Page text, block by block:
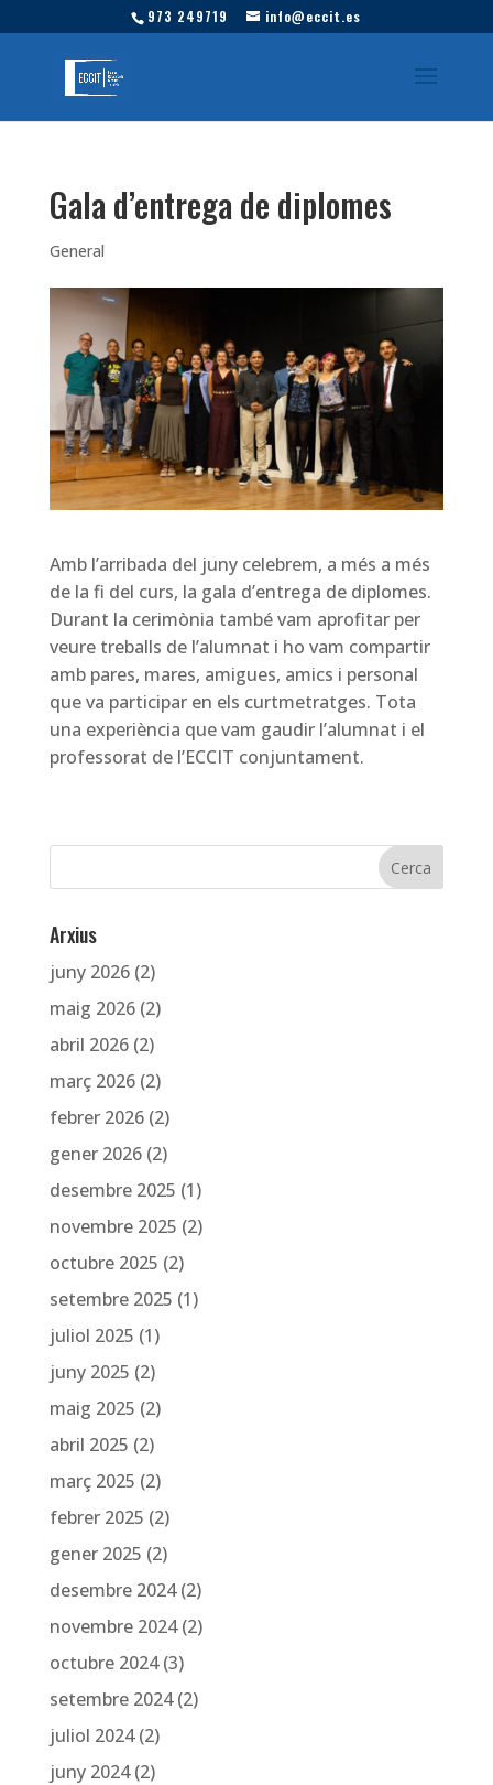
973 249719 info@eccit.es
Gala d’entrega de diplomes
General
Amb l’arribada del juny celebrem, a més a més
de la fi del curs, la gala d’entrega de diplomes.
Durant la cerimònia també vam aprofitar per
veure treballs de l’alumnat i ho vam compartir
amb pares, mares, amigues, amics i personal
que va participar en els curtmetratges. Tota
una experiència que vam gaudir l’alumnat i el
professorat de l’ECCIT conjuntament.
Arxius
juny 2026(2)
maig 2026(2)
abril 2026(2)
març 2026(2)
febrer 2026(2)
gener 2026(2)
desembre 2025 (1)
novembre 2025 (2)
octubre 2025 (2)
setembre 2025 (1)
juliol 2025 (1)
juny 2025 (2)
maig 2025 (2)
abril 2025 (2)
març 2025 (2)
febrer 2025 (2)
gener 2025 (2)
desembre 2024(2)
novembre 2024(2)
octubre 2024(3)
setembre 2024(2)
juliol 2024(2)
juny 2024(2)